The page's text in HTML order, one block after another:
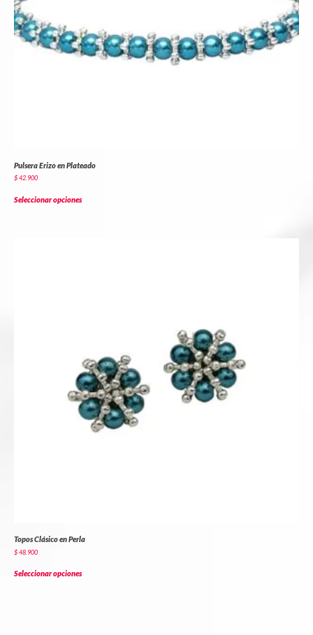
Pulsera Erizo en Plateado
$42.900
Seleccionar opciones
Topos Clásico en Perla
$48.900
Seleccionar opciones